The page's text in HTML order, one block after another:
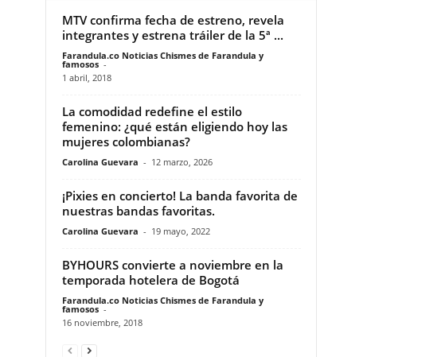
MTV confirma fecha de estreno, revela
integrantes y estrena tráiler de la 5ª ...
Farandula.co Noticias Chismes de Farandula y
famosos -
1 abril, 2018
La comodidad redefine el estilo
femenino: ¿qué están eligiendo hoy las
mujeres colombianas?
Carolina Guevara - 12 marzo, 2026
¡Pixies en concierto! La banda favorita de
nuestras bandas favoritas.
Carolina Guevara - 19 mayo, 2022
BYHOURS convierte a noviembre en la
temporada hotelera de Bogotá
Farandula.co Noticias Chismes de Farandula y
famosos -
16 noviembre, 2018